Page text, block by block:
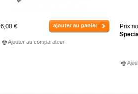
6,00 € ajouter au panier
Ajouter au comparateur
Prix